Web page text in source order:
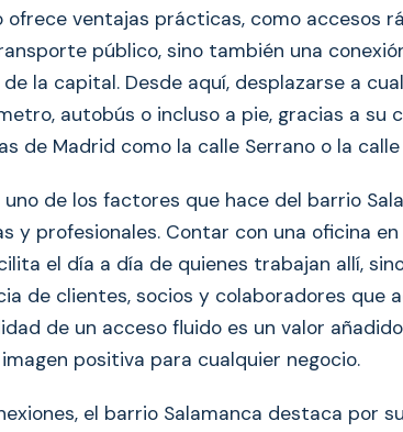
ofrece ventajas prácticas, como accesos
público, sino también una
la capital. Desde aquí, desplazarse a
autobús o incluso a pie, gracias a su
de Madrid como la calle Serrano o la calle
de los factores que hace del barrio
y profesionales. Contar con una oficina
el día a día de quienes trabajan allí,
de clientes, socios y colaboradores que
de un acceso fluido es un valor
positiva para cualquier negocio.
el barrio Salamanca destaca por